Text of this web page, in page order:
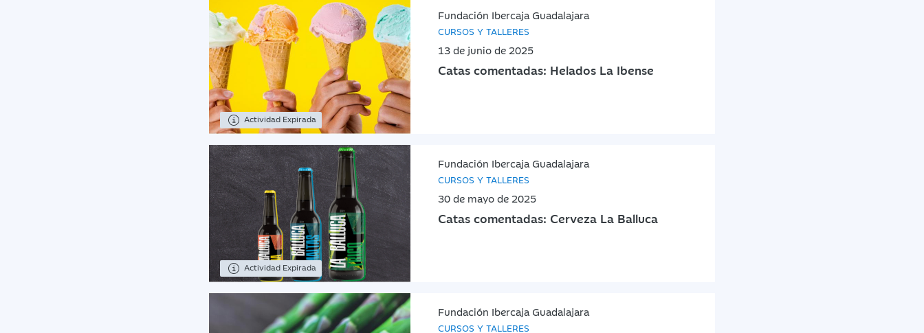
Actividad Expirada
Fundación Ibercaja Guadalajara
CURSOS Y TALLERES
13 de junio de 2025
Catas comentadas: Helados La Ibense
Actividad Expirada
Fundación Ibercaja Guadalajara
CURSOS Y TALLERES
30 de mayo de 2025
Catas comentadas: Cerveza La Balluca
Fundación Ibercaja Guadalajara
CURSOS Y TALLERES